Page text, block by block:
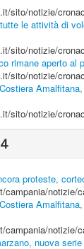
sito/notizie/
le attività di
sito/notizie/
rimane aperto al
sito/notizie/
sito/notizie/
proteste,
campania/notizie/
campania/notizie/
nuova